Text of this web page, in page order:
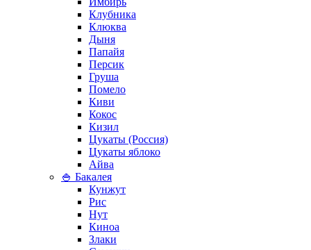
Клубника
Клюква
Дыня
Папайя
Персик
Груша
Помело
Киви
Кокос
Кизил
Цукаты (Россия)
Цукаты яблоко
Айва
🍚 Бакалея
Кунжут
Рис
Нут
Киноа
Злаки